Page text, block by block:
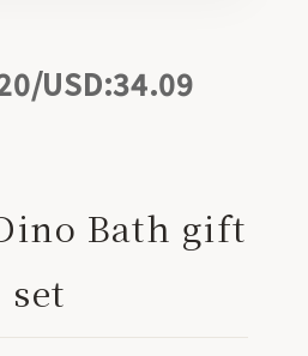
聯絡合作
USD:34.09
Bath gift
set